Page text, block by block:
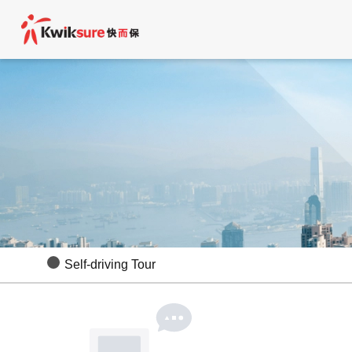
Self-driving Tour